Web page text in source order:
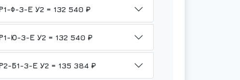
НМШ 8-25-6,3/6Б-ТВ3-Р1-Ф-3-Е У2 = 132 540 ₽
НМШ 8-25-6,3/6Б-ТВ3-Р1-Ю-3-Е У2 = 132 540 ₽
НМШ 8-25-6,3/6Б-ТВ3-Р2-Б1-3-Е У2 = 135 384 ₽